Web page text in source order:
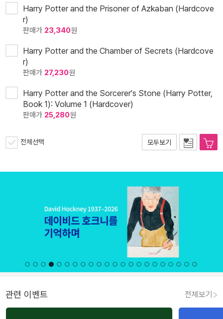
Harry Potter and the Prisoner of Azkaban (Hardcove
r)
판매가 23,340원
Harry Potter and the Chamber of Secrets (Hardcove
r)
판매가 27,230원
Harry Potter and the Sorcerer's Stone (Harry Potter,
Book 1): Volume 1 (Hardcover)
판매가 25,280원
전체선택 모두보기
관련 이벤트 전체보기